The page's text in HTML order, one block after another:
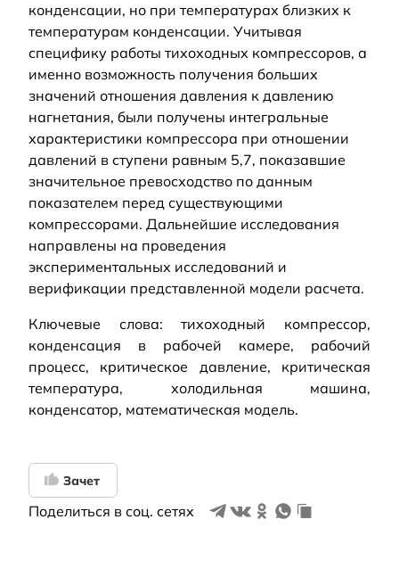
конденсации, но при температурах близких к
температурам конденсации. Учитывая
специфику работы тихоходных компрессоров, а
именно возможность получения больших
значений отношения давления к давлению
нагнетания, были получены интегральные
характеристики компрессора при отношении
давлений в ступени равным 5,7, показавшие
значительное превосходство по данным
показателем перед существующими
компрессорами. Дальнейшие исследования
направлены на проведения
экспериментальных исследований и
верификации представленной модели расчета.
Ключевые слова: тихоходный компрессор,
конденсация в рабочей камере, рабочий
процесс, критическое давление, критическая
температура, холодильная машина,
конденсатор, математическая модель.
Зачет
Поделиться в соц. сетях